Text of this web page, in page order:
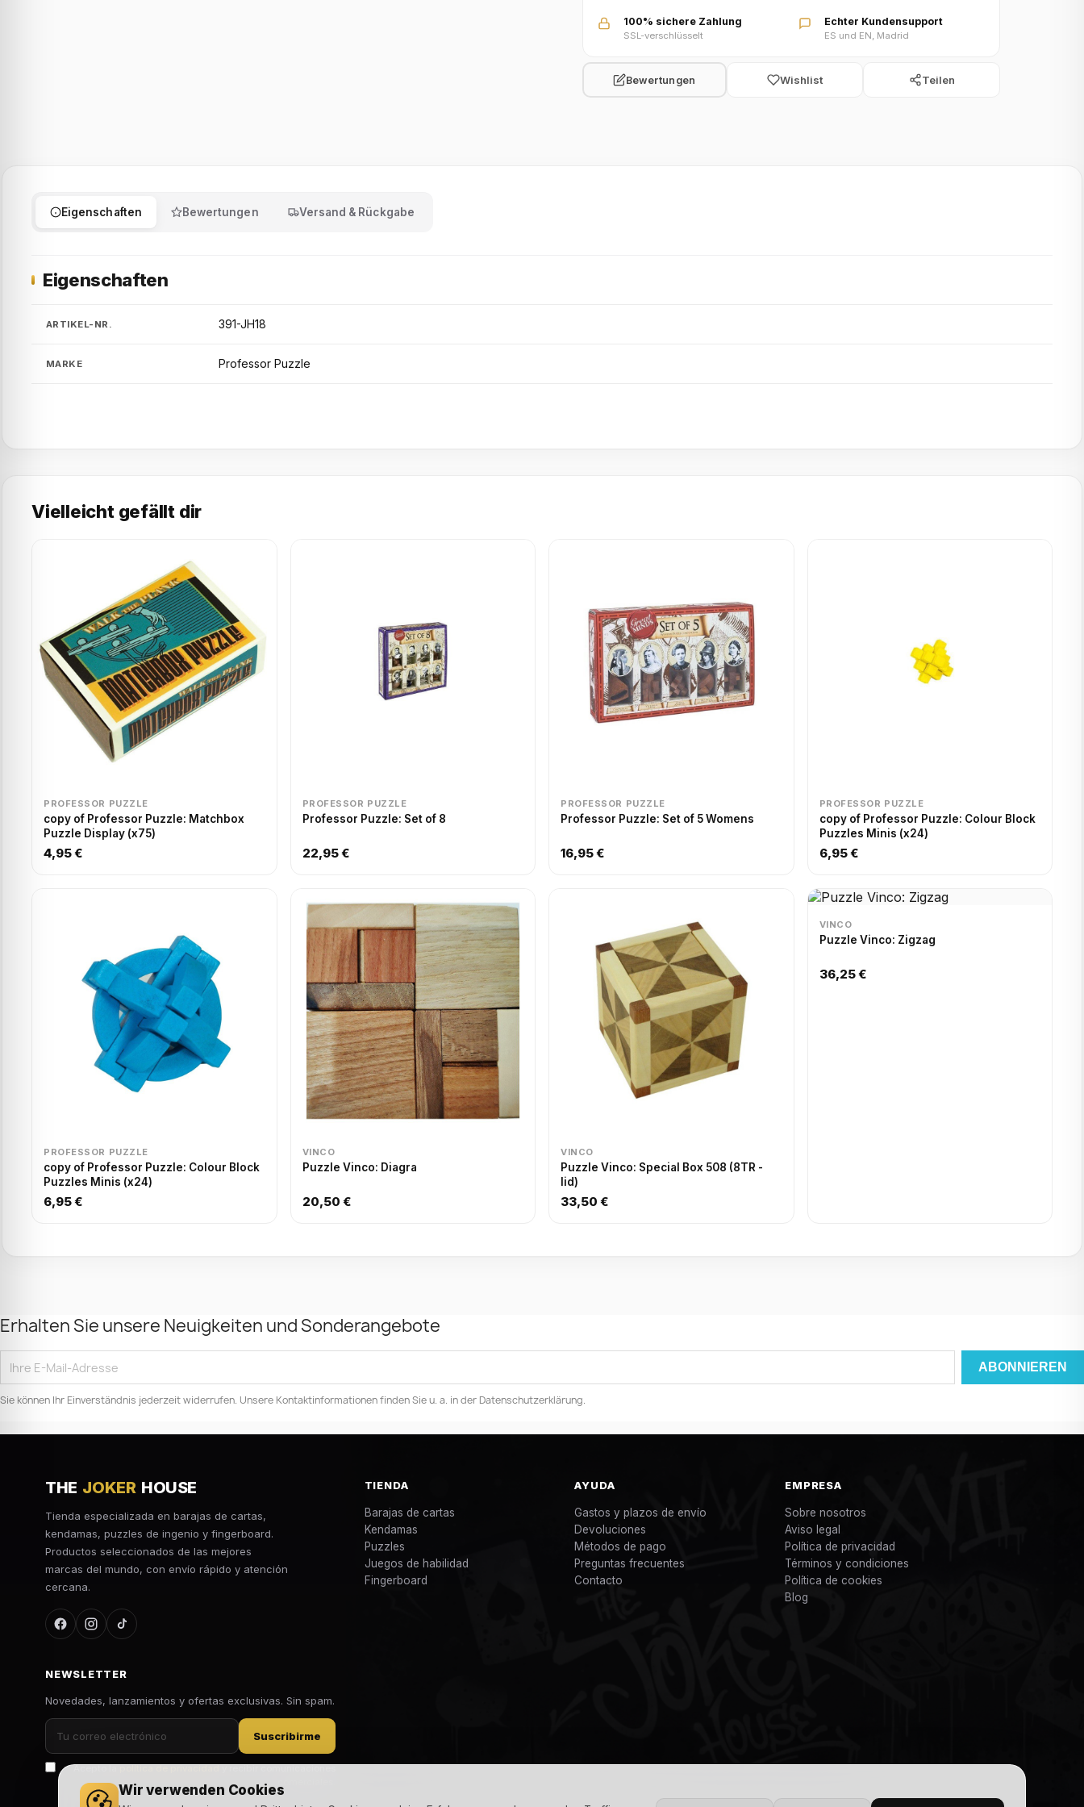
Wir verwenden Cookies
100% sichere Zahlung
SSL-verschlüsselt
Echter Kundensupport
ES und EN, Madrid
Bewertungen Wishlist Teilen
Eigenschaften Bewertungen Versand & Rückgabe
Eigenschaften
ARTIKEL-NR. 391-JH18
MARKE Professor Puzzle
Vielleicht gefällt dir
PROFESSOR PUZZLE
copy of Professor Puzzle: Matchbox
Puzzle Display (x75)
4,95 €
PROFESSOR PUZZLE
Professor Puzzle: Set of 8
22,95 €
PROFESSOR PUZZLE
Professor Puzzle: Set of 5 Womens
16,95 €
PROFESSOR PUZZLE
copy of Professor Puzzle: Colour Block
Puzzles Minis (x24)
6,95 €
PROFESSOR PUZZLE
copy of Professor Puzzle: Colour Block
Puzzles Minis (x24)
6,95 €
VINCO
Puzzle Vinco: Diagra
20,50 €
VINCO
Puzzle Vinco: Special Box 508 (8TR -
lid)
33,50 €
VINCO
Puzzle Vinco: Zigzag
36,25 €
Erhalten Sie unsere Neuigkeiten und Sonderangebote
Sie können Ihr Einverständnis jederzeit widerrufen. Unsere Kontaktinformationen finden Sie u. a. in der Datenschutzerklärung.
THE JOKER HOUSE
Tienda especializada en barajas de cartas,
kendamas, puzzles de ingenio y fingerboard.
Productos seleccionados de las mejores
marcas del mundo, con envío rápido y atención
cercana.
TIENDA
Barajas de cartas
Kendamas
Puzzles
Juegos de habilidad
Fingerboard
AYUDA
Gastos y plazos de envío
Devoluciones
Métodos de pago
Preguntas frecuentes
Contacto
EMPRESA
Sobre nosotros
Aviso legal
Política de privacidad
Términos y condiciones
Política de cookies
Blog
NEWSLETTER
Novedades, lanzamientos y ofertas exclusivas. Sin spam.
Suscribirme
Acepto lapolítica de privacidady recibir comunicaciones